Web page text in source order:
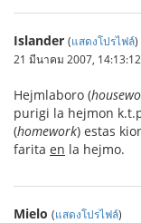
Islander (แสดงโปรไฟล์)
21 มีนาคม 2007, 14:13:12
Hejmlaboro (
purigi la hejmon
(homework) estas
farita en la hejmo.
Mielo (แสดงโปรไฟล์)